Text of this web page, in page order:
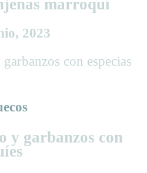
marroquí
2023
y garbanzos con